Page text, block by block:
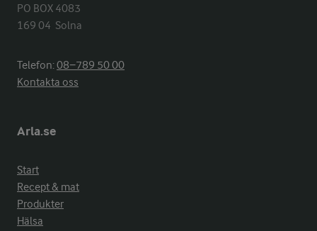
PO BOX 4083
169 04  Solna
Telefon:08−789 50 00
Kontakta oss
Arla.se
Start
Recept & mat
Produkter
Hälsa